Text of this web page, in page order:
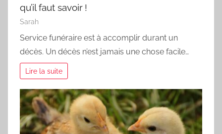
qu’il faut savoir !
Sarah
Service funéraire est à accomplir durant un
décès. Un décès n’est jamais une chose facile…
Lire la suite